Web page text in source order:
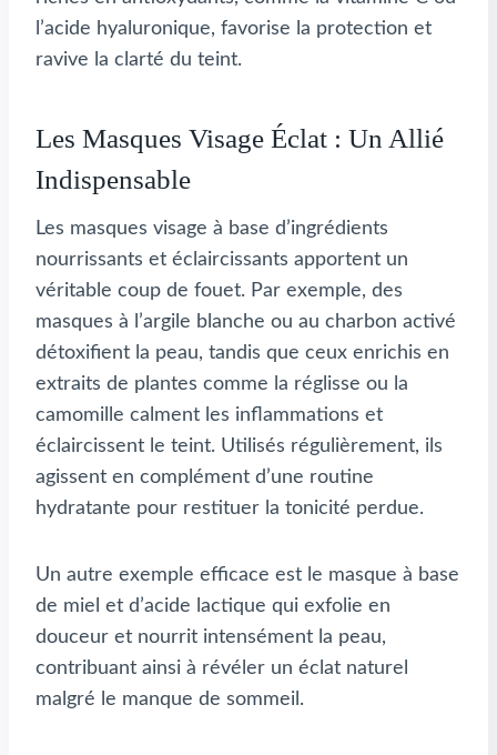
l’acide hyaluronique, favorise la protection et
ravive la clarté du teint.
Les Masques Visage Éclat : Un Allié
Indispensable
Les masques visage à base d’ingrédients
nourrissants et éclaircissants apportent un
véritable coup de fouet. Par exemple, des
masques à l’argile blanche ou au charbon activé
détoxifient la peau, tandis que ceux enrichis en
extraits de plantes comme la réglisse ou la
camomille calment les inflammations et
éclaircissent le teint. Utilisés régulièrement, ils
agissent en complément d’une routine
hydratante pour restituer la tonicité perdue.
Un autre exemple efficace est le masque à base
de miel et d’acide lactique qui exfolie en
douceur et nourrit intensément la peau,
contribuant ainsi à révéler un éclat naturel
malgré le manque de sommeil.